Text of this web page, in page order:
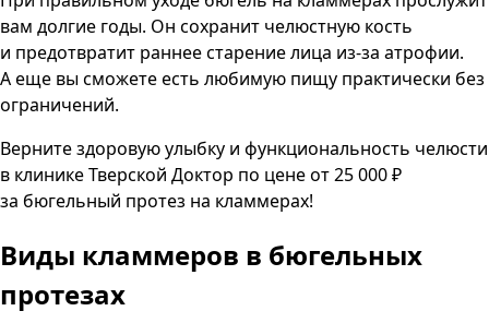
вам долгие годы. Он сохранит челюстную кость
и предотвратит раннее старение лица из-за атрофии.
А еще вы сможете есть любимую пищу практически без
ограничений.
Верните здоровую улыбку и функциональность челюсти
в клинике Тверской Доктор по цене от 25 000 ₽
за бюгельный протез на кламмерах!
Виды кламмеров в бюгельных
протезах